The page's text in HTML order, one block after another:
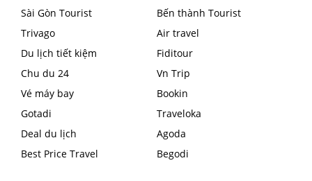
Sài Gòn Tourist
Bến thành Tourist
Trivago
Air travel
Du lịch tiết kiệm
Fiditour
Chu du 24
Vn Trip
Vé máy bay
Bookin
Gotadi
Traveloka
Deal du lịch
Agoda
Best Price Travel
Begodi